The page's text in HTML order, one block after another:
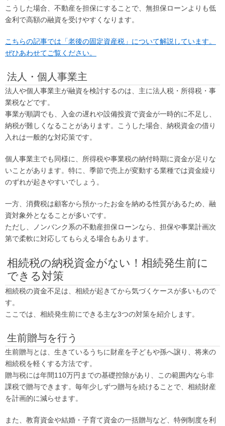
こうした場合、不動産を担保にすることで、無担保ローンよりも低
金利で高額の融資を受けやすくなります。
こちらの記事では「老後の固定資産税」について解説しています。
ぜひあわせてご覧ください。
法人・個人事業主
法人や個人事業主が融資を検討するのは、主に法人税・所得税・事
業税などです。
事業が順調でも、入金の遅れや設備投資で資金が一時的に不足し、
納税が難しくなることがあります。こうした場合、納税資金の借り
入れは一般的な対応策です。
個人事業主でも同様に、所得税や事業税の納付時期に資金が足りな
いことがあります。特に、季節で売上が変動する業種では資金繰り
のずれが起きやすいでしょう。
一方、消費税は顧客から預かったお金を納める性質があるため、融
資対象外となることが多いです。
ただし、ノンバンク系の不動産担保ローンなら、担保や事業計画次
第で柔軟に対応してもらえる場合もあります。
相続税の納税資金がない！相続発生前に
できる対策
相続税の資金不足は、相続が起きてから気づくケースが多いもので
す。
ここでは、相続発生前にできる主な3つの対策を紹介します。
生前贈与を行う
生前贈与とは、生きているうちに財産を子どもや孫へ譲り、将来の
相続税を軽くする方法です。
贈与税には年間110万円までの基礎控除があり、この範囲内なら非
課税で贈与できます。毎年少しずつ贈与を続けることで、相続財産
を計画的に減らせます。
また、教育資金や結婚・子育て資金の一括贈与など、特例制度を利